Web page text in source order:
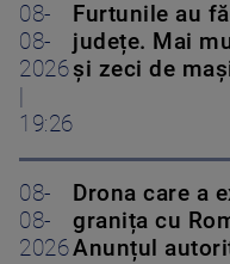
08-
08-
2026
19:26
Furtunile au
județe. Mai
și zeci de
08-
08-
2026
Drona care a
granița cu
Anunțul